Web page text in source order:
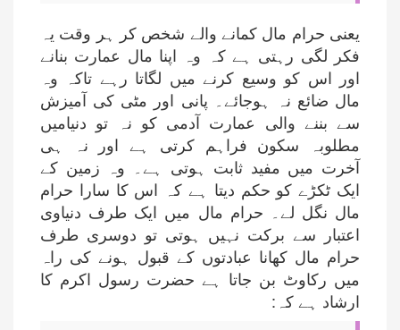
یعنی حرام مال کمانے والے شخص کر ہر وقت یہ
فکر لگی رہتی ہے کہ وہ اپنا مال عمارت بنانے
اور اس کو وسیع کرنے میں لگاتا رہے تاکہ وہ
مال ضائع نہ ہوجائے۔ پانی اور مٹی کی آمیزش
سے بننے والی عمارت آدمی کو نہ تو دنیامیں
مطلوبہ سکون فراہم کرتی ہے اور نہ ہی
آخرت میں مفید ثابت ہوتی ہے۔ وہ زمین کے
ایک ٹکڑے کو حکم دیتا ہے کہ اس کا سارا حرام
مال نگل لے۔ حرام مال میں ایک طرف دنیاوی
اعتبار سے برکت نہیں ہوتی تو دوسری طرف
حرام مال کھانا عبادتوں کے قبول ہونے کی راہ
میں رکاوٹ بن جاتا ہے حضرت رسول اکرم کا
ارشاد ہے کہ: